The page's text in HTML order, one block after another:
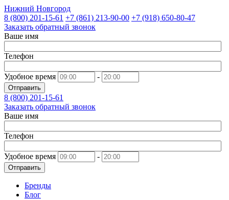
Нижний Новгород
8 (800) 201-15-61 +7 (861) 213-90-00 +7 (918) 650-80-47
Заказать обратный звонок
Ваше имя
Телефон
Удобное время -
Отправить
8 (800) 201-15-61
Заказать обратный звонок
Ваше имя
Телефон
Удобное время -
Отправить
Бренды
Блог